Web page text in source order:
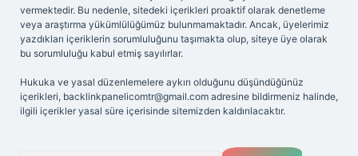
vermektedir. Bu nedenle, sitedeki içerikleri proaktif olarak denetleme
veya araştırma yükümlülüğümüz bulunmamaktadır. Ancak, üyelerimiz
yazdıkları içeriklerin sorumluluğunu taşımakta olup, siteye üye olarak
bu sorumluluğu kabul etmiş sayılırlar.
Hukuka ve yasal düzenlemelere aykırı olduğunu düşündüğünüz
içerikleri, backlinkpanelicomtr@gmail.com adresine bildirmeniz halinde,
ilgili içerikler yasal süre içerisinde sitemizden kaldırılacaktır.